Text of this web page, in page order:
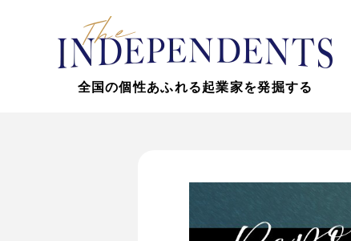
全国の個性あふれる起業家を発掘する